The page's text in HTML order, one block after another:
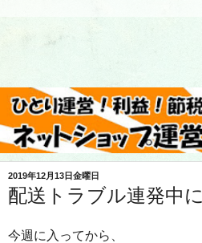
2019年12月13日金曜日
配送トラブル連発中
今週に入ってから、